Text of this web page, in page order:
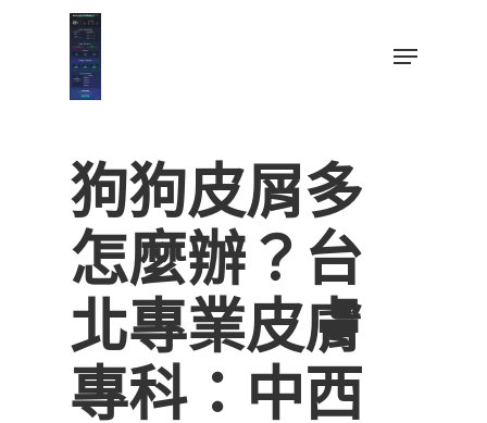
Menu
狗狗皮屑多
怎麼辦？台
北專業皮膚
專科：中西